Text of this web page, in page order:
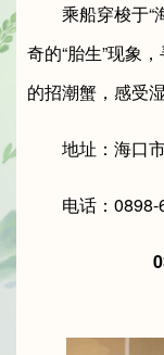
乘船穿梭于“
奇的“胎生”现象
的招潮蟹，感受
地址：海口
电话：0898-